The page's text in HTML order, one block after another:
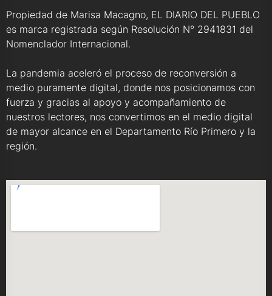
Propiedad de Marisa Macagno, EL DIARIO DEL PUEBLO
es marca registrada según Resolución N° 2941831 del
Nomenclador Internacional.
La pandemia aceleró el proceso de reconversión a
medio puramente digital, donde nos posicionamos con
fuerza y gracias al apoyo y acompañamiento de
nuestros lectores, nos convertimos en el medio digital
de mayor alcance en el Departamento Río Primero y la
región.